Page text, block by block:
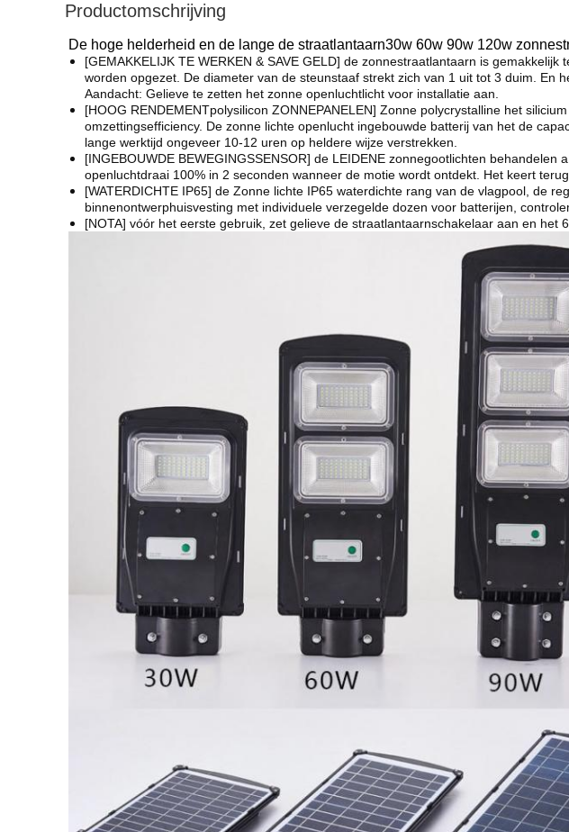
Productomschrijving
De hoge helderheid en de lange de straatlantaarn30w 60w 90w 120w
[GEMAKKELIJK TE WERKEN & SAVE GELD] de zonnestraatlantaarn is
worden opgezet. De diameter van de steunstaaf strekt zich van 1 uit tot 3 duim. En
Aandacht: Gelieve te zetten het zonne openluchtlicht voor installatie aan.
[HOOG RENDEMENTpolysilicon ZONNEPANELEN] Zonne polycrystalline het
omzettingsefficiency. De zonne lichte openlucht ingebouwde batterij van het de
lange werktijd ongeveer 10-12 uren op heldere wijze verstrekken.
[INGEBOUWDE BEWEGINGSSENSOR] de LEIDENE zonnegootlichten
openluchtdraai 100% in 2 seconden wanneer de motie wordt ontdekt. Het keert
[WATERDICHTE IP65] de Zonne lichte IP65 waterdichte rang van de vlagpool, de
binnenontwerphuisvesting met individuele verzegelde dozen voor batterijen,
[NOTA] vóór het eerste gebruik, zet gelieve de straatlantaarnschakelaar aan en het